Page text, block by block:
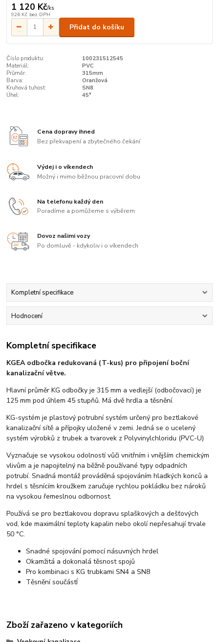
1 120 Kč/ks
926 Kč bez DPH
Přidat do košíku
Číslo produktu:
100231512545
Materiál:
PVC
Průměr:
315mm
Barva:
Oranžová
Kruhová tuhost:
SN8
Úhel:
45°
Cena dopravy ihned
Bez překvapení a zbytečného čekání
Výdej i o víkendech
Možný i mimo běžnou pracovní dobu
Na telefonu každý den
Poradíme a pomůžeme s výběrem
Dovoz našimi vozy
Po domluvě - kdykoliv i o víkendech
Kompletní specifikace
Hodnocení
Kompletní specifikace
KGEA odbočka redukovaná (T-kus) pro připojení boční
kanalizační větve.
Hlavní průměr KG odbočky je 315 mm a vedlejší (odbočovací) je
125 mm pod úhlem 45 stupňů. Má dvě hrdla a těsnění.
KG-systém je plastový potrubní systém určený pro beztlakové
kanalizační sítě a přípojky uložené v zemi. Jedná se o ucelený
systém výrobků z trubek a tvarovek z Polyvinylchloridu (PVC-U)
Vyznačuje se vysokou odolností vůči vnitřním i vnějším chemickým
vlivům a je napojitelný na běžně používané typy odpadních
potrubí. Snadná montáž prováděná spojováním hladkých konců a
hrdel s těsnícím kroužkem zaručuje rychlou pokládku bez nároků
na vysokou řemeslnou odbornost.
Používá se pro beztlakovou dopravu splaškových a dešťových
vod, kde maximální teploty kapalin nebo okolí nepřesahují trvale
50 °C.
Snadné spojování pomocí násuvných hrdel
Okamžitá a dokonalá těsnost spojů
Pro kombinaci s KG trubkami SN4 a SN8
Těsnění součástÍ
Zboží zařazeno v kategoriích